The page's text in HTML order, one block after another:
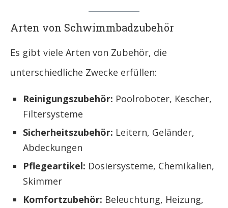
Arten von Schwimmbadzubehör
Es gibt viele Arten von Zubehör, die
unterschiedliche Zwecke erfüllen:
Reinigungszubehör: Poolroboter, Kescher,
Filtersysteme
Sicherheitszubehör: Leitern, Geländer,
Abdeckungen
Pflegeartikel: Dosiersysteme, Chemikalien,
Skimmer
Komfortzubehör: Beleuchtung, Heizung,